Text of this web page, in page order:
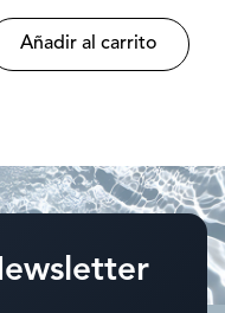
Añadir al carrito